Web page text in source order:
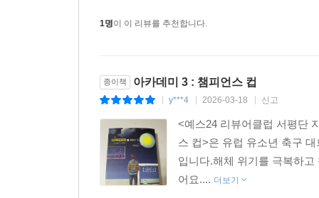
1명이 이 리뷰를 추천합니다.
종이책 아카데미 3 : 챔피언스 컵
y***4 2026-03-18 신고
<예스24 리뷰어클럽 서평단
스 컵>은 유럽 유소년 축구
입니다.해체 위기를 극복하
어요.... 더보기